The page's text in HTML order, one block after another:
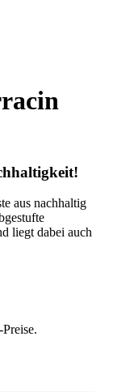
aus nachhaltig
liegt dabei auch